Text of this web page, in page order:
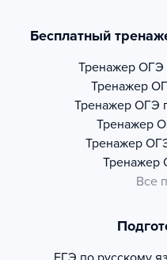
Бесплатный
Тренажер ОГЭ
Тренажер
Тренажер ОГЭ
Тренажер
Тренажер
Тренажер
Все